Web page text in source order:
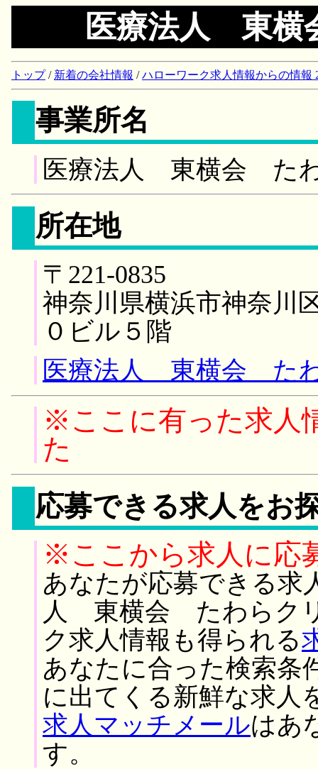
医療法人 東横
トップ/ 新着の会社情報 /ハローワーク求人情報からの情報
事業所名
医療法人 東横会 た
所在地
〒221-0835
神奈川県横浜市神奈川
０ビル５階
医療法人 東横会 た
※ここに有った求人
た
応募できる求人をお
※ここから求人に応
あなたが応募できる求
人 東横会 たわらク
ク求人情報も得られる
あなたに合った検索条
に出てくる新鮮な求人
求人マッチメールはあ
す。